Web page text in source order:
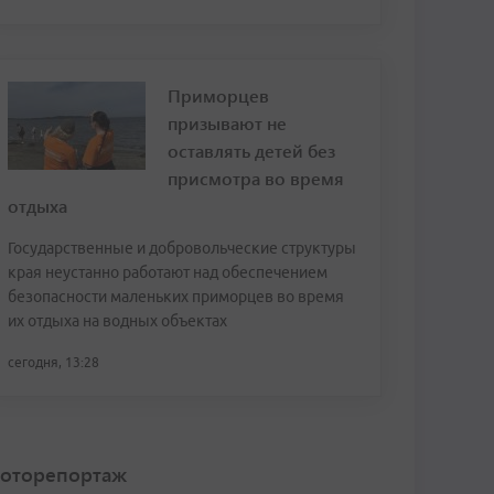
Приморцев
призывают не
оставлять детей без
присмотра во время
отдыха
Государственные и добровольческие структуры
края неустанно работают над обеспечением
безопасности маленьких приморцев во время
их отдыха на водных объектах
сегодня, 13:28